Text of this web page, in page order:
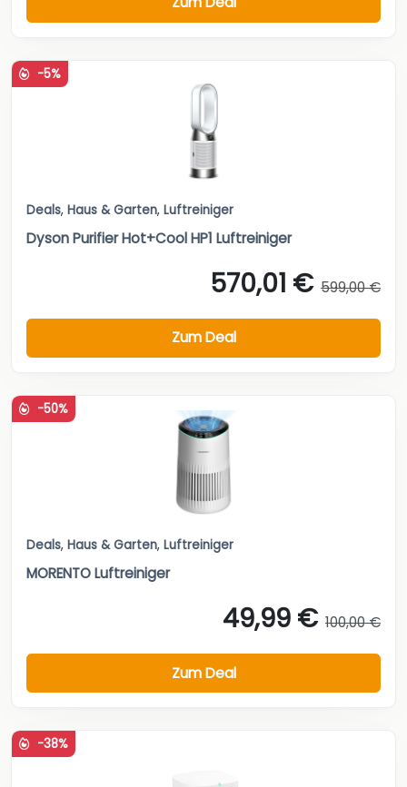
-5%
Deals, Haus & Garten, Luftreiniger
Dyson Purifier Hot+Cool HP1 Luftreiniger
570,01 € 599,00 €
Zum Deal
-50%
Deals, Haus & Garten, Luftreiniger
MORENTO Luftreiniger
49,99 € 100,00 €
Zum Deal
-38%